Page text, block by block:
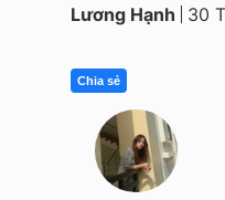
Lương Hạnh 30
Chia sẻ